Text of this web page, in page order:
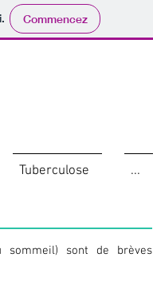
Commencez
Tuberculose ...
sommeil) sont de brèves